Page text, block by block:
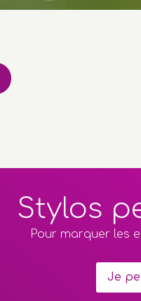
Stylos
Pour marquer les
Je